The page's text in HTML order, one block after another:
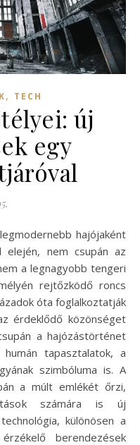
, TECH
új
egy
nem csupán az
a legnagyobb tengeri
rejtőzködő roncs
óta foglalkoztatják
érdeklődő közönséget
a hajózástörténet
tapasztalatok, a
szimbóluma is. A
a múlt emlékét őrzi,
számára is új
különösen a
berendezések